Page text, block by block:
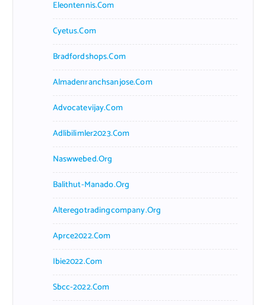
Eleontennis.com
Cyetus.com
Bradfordshops.com
Almadenranchsanjose.com
Advocatevijay.com
Adlibilimler2023.com
Naswwebed.org
Balithut-Manado.org
Alteregotradingcompany.org
Aprce2022.com
Ibie2022.com
Sbcc-2022.com